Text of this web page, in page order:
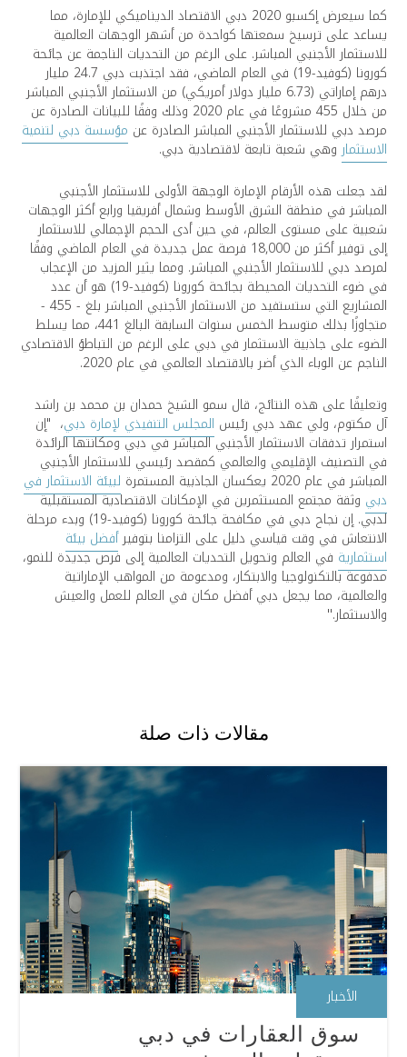
كما سيعرض إكسبو 2020 دبي الاقتصاد الديناميكي للإمارة، مما
يساعد على ترسيخ سمعتها كواحدة من أشهر الوجهات العالمية
للاستثمار الأجنبي المباشر. على الرغم من التحديات الناجمة عن جائحة
كورونا (كوفيد-19) في العام الماضي، فقد اجتذبت دبي 24.7 مليار
درهم إماراتي (6.73 مليار دولار أمريكي) من الاستثمار الأجنبي المباشر
من خلال 455 مشروعًا في عام 2020 وذلك وفقًا للبيانات الصادرة عن
مرصد دبي للاستثمار الأجنبي المباشر الصادرة عن مؤسسة دبي لتنمية
الاستثماروهي شعبة تابعة لاقتصادية دبي.
لقد جعلت هذه الأرقام الإمارة الوجهة الأولى للاستثمار الأجنبي
المباشر في منطقة الشرق الأوسط وشمال أفريقيا ورابع أكثر الوجهات
شعبية على مستوى العالم، في حين أدى الحجم الإجمالي للاستثمار
إلى توفير أكثر من 18,000 فرصة عمل جديدة في العام الماضي وفقًا
لمرصد دبي للاستثمار الأجنبي المباشر. ومما يثير المزيد من الإعجاب
في ضوء التحديات المحيطة بجائحة كورونا (كوفيد-19) هو أن عدد
المشاريع التي ستستفيد من الاستثمار الأجنبي المباشر بلغ - 455 -
متجاوزًا بذلك متوسط الخمس سنوات السابقة البالغ 441، مما يسلط
الضوء على جاذبية الاستثمار في دبي على الرغم من التباطؤ الاقتصادي
الناجم عن الوباء الذي أضر بالاقتصاد العالمي في عام 2020.
وتعليقًا على هذه النتائج، قال سمو الشيخ حمدان بن محمد بن راشد
آل مكتوم، ولي عهد دبي رئيس المجلس التنفيذي لإمارة دبي، "إن
استمرار تدفقات الاستثمار الأجنبي المباشر في دبي ومكانتها الرائدة
في التصنيف الإقليمي والعالمي كمقصد رئيسي للاستثمار الأجنبي
المباشر في عام 2020 يعكسان الجاذبية المستمرة لبيئة الاستثمار في
دبي وثقة مجتمع المستثمرين في الإمكانات الاقتصادية المستقبلية
لدبي. إن نجاح دبي في مكافحة جائحة كورونا (كوفيد-19) وبدء مرحلة
الانتعاش في وقت قياسي دليل على التزامنا بتوفيرأفضل بيئة
استثمارية في العالم وتحويل التحديات العالمية إلى فرص جديدة للنمو،
مدفوعة بالتكنولوجيا والابتكار، ومدعومة من المواهب الإماراتية
والعالمية، مما يجعل دبي أفضل مكان في العالم للعمل والعيش
والاستثمار.''
مقالات ذات صلة
الأخبار
سوق العقارات في دبي